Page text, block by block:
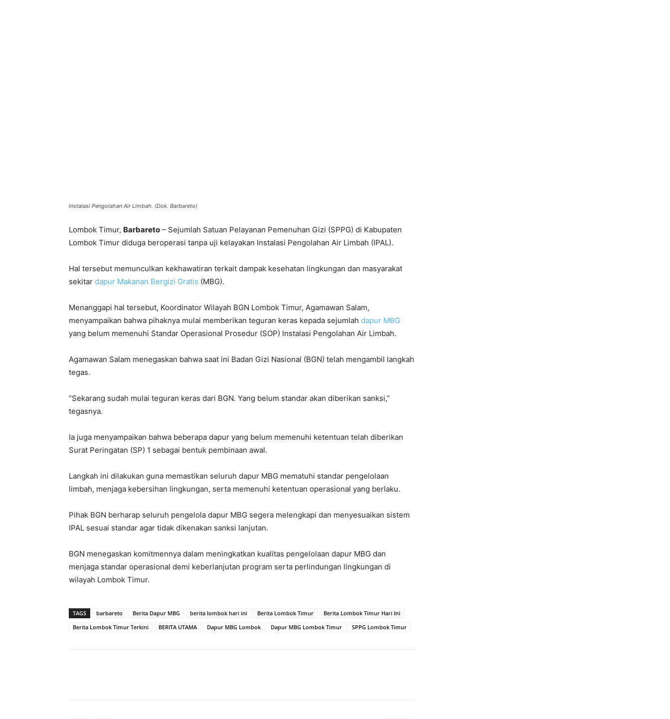
Instalasi Pengolahan Air Limbah. (Dok. Barbareto)
Lombok Timur, Barbareto – Sejumlah Satuan Pelayanan Pemenuhan Gizi (SPPG) di Kabupaten
Lombok Timur diduga beroperasi tanpa uji kelayakan Instalasi Pengolahan Air Limbah (IPAL).
Hal tersebut memunculkan kekhawatiran terkait dampak kesehatan lingkungan dan masyarakat
sekitar dapur Makanan Bergizi Gratis (MBG).
Menanggapi hal tersebut, Koordinator Wilayah BGN Lombok Timur, Agamawan Salam,
menyampaikan bahwa pihaknya mulai memberikan teguran keras kepada sejumlah dapur MBG
yang belum memenuhi Standar Operasional Prosedur (SOP) Instalasi Pengolahan Air Limbah.
Agamawan Salam menegaskan bahwa saat ini Badan Gizi Nasional (BGN) telah mengambil langkah
tegas.
“Sekarang sudah mulai teguran keras dari BGN. Yang belum standar akan diberikan sanksi,”
tegasnya.
Ia juga menyampaikan bahwa beberapa dapur yang belum memenuhi ketentuan telah diberikan
Surat Peringatan (SP) 1 sebagai bentuk pembinaan awal.
Langkah ini dilakukan guna memastikan seluruh dapur MBG mematuhi standar pengelolaan
limbah, menjaga kebersihan lingkungan, serta memenuhi ketentuan operasional yang berlaku.
Pihak BGN berharap seluruh pengelola dapur MBG segera melengkapi dan menyesuaikan sistem
IPAL sesuai standar agar tidak dikenakan sanksi lanjutan.
BGN menegaskan komitmennya dalam meningkatkan kualitas pengelolaan dapur MBG dan
menjaga standar operasional demi keberlanjutan program serta perlindungan lingkungan di
wilayah Lombok Timur.
TAGS barbareto Berita Dapur MBG berita lombok hari ini Berita Lombok Timur
Berita Lombok Timur Hari Ini
Berita Lombok Timur Terkini
BERITA UTAMA Dapur MBG Lombok Dapur MBG Lombok Timur SPPG Lombok Timur